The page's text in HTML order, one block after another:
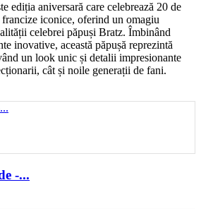
ediția aniversară care celebrează 20 de
francize iconice, oferind un omagiu
celebrei păpuși Bratz. Îmbinând
inovative, această păpușă reprezintă
un look unic și detalii impresionante
cât și noile generații de fani.
-...